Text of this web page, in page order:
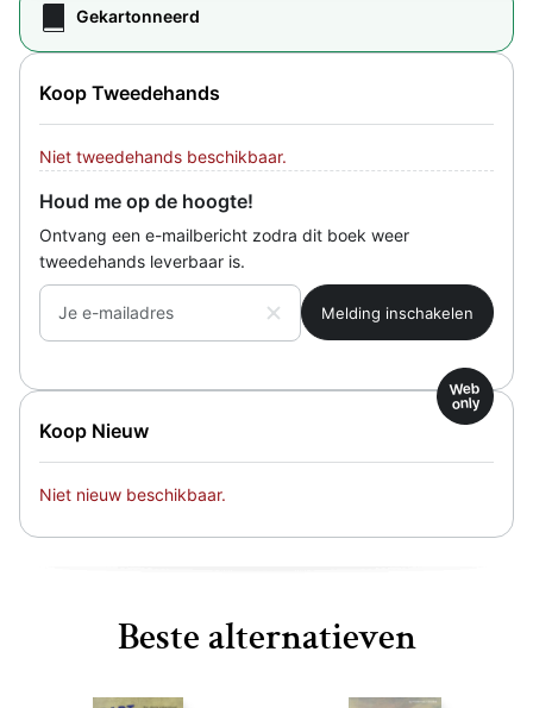
Gekartonneerd
Koop Tweedehands
Niet tweedehands beschikbaar.
Houd me op de hoogte!
Ontvang een e-mailbericht zodra dit boek weer
tweedehands leverbaar is.
Je e-mailadres
Koop Nieuw
Web
only
Niet nieuw beschikbaar.
Beste alternatieven